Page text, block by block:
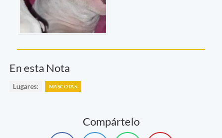
En esta Nota
Lugares: MASCOTAS
Compártelo